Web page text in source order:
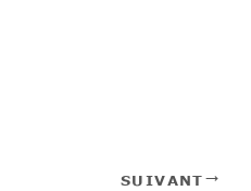
SUIVANT